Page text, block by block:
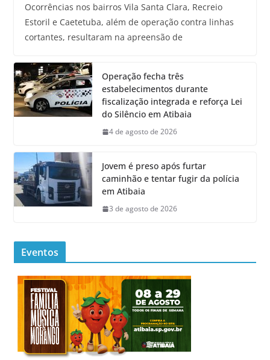
Ocorrências nos bairros Vila Santa Clara, Recreio
Estoril e Caetetuba, além de operação contra linhas
cortantes, resultaram na apreensão de
Operação fecha três
estabelecimentos durante
fiscalização integrada e reforça Lei
do Silêncio em Atibaia
4 de agosto de 2026
Jovem é preso após furtar
caminhão e tentar fugir da polícia
em Atibaia
3 de agosto de 2026
Eventos